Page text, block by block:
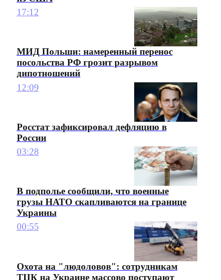
17:12
МИД Польши: намеренный перенос
посольства РФ грозит разрывом
дипотношений
12:09
Росстат зафиксировал дефляцию в
России
03:28
В подполье сообщили, что военные
грузы НАТО скапливаются на границе
Украины
00:55
Охота на "людоловов": сотрудникам
ТЦК на Украине массово поступают